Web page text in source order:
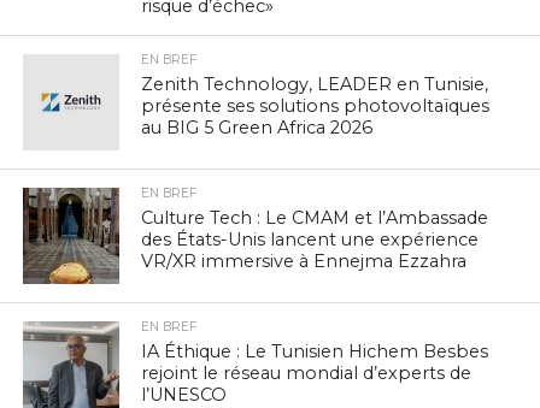
risque d’échec»
EN BREF
Zenith Technology, LEADER en Tunisie,
présente ses solutions photovoltaïques
au BIG 5 Green Africa 2026
EN BREF
Culture Tech : Le CMAM et l’Ambassade
des États-Unis lancent une expérience
VR/XR immersive à Ennejma Ezzahra
EN BREF
IA Éthique : Le Tunisien Hichem Besbes
rejoint le réseau mondial d’experts de
l’UNESCO